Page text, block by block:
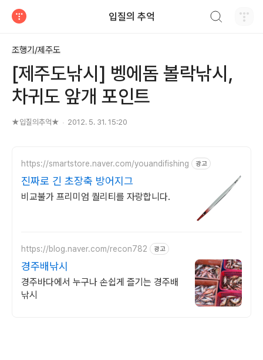
입질의 추억
조행기/제주도
[제주도낚시] 벵에돔 볼락낚시,
차귀도 앞개 포인트
★입질의추억★ 2012. 5. 31. 15:20
https://smartstore.naver.com/youandifishing 광고
진짜로 긴 초장축 방어지그
비교불가 프리미엄 퀄리티를 자랑합니다.
https://blog.naver.com/recon782 광고
경주배낚시
경주바다에서 누구나 손쉽게 즐기는 경주배
낚시